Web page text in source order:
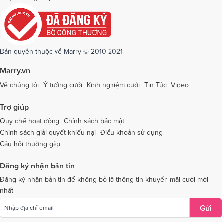
Dịch vụ cưới tại Quảng Ngãi
Dịch vụ cưới tại Quảng Ninh
Dịch vụ cưới tại Sóc Trăng Dịch vụ cưới tại Sơn La
Dịch vụ cưới tại Thái Bình Dịch vụ cưới tại Thanh Hóa
Dịch vụ cưới tại Thừa Thiên - Huế
Dịch vụ cưới tại An Giang Dịch vụ cưới tại Trà Vinh
Dịch vụ cưới tại Tuyên Quang
Dịch vụ cưới tại Bà Rịa - Vũng TàuDịch vụ cưới tại Bắc Giang
Dịch vụ cưới tại Bắc Kạn
Bản quyền thuộc về Marry © 2010-2021
Marry.vn
Về chúng tôi Ý tưởng cưới Kinh nghiệm cưới Tin Tức Video
Trợ giúp
Quy chế hoạt động
Chính sách bảo mật
Chính sách giải quyết khiếu nại Điều khoản sử dụng
Câu hỏi thường gặp
Đăng ký nhận bản tin
Đăng ký nhận bản tin để không bỏ lỡ thông tin khuyến mãi cưới mới
nhất
Gửi